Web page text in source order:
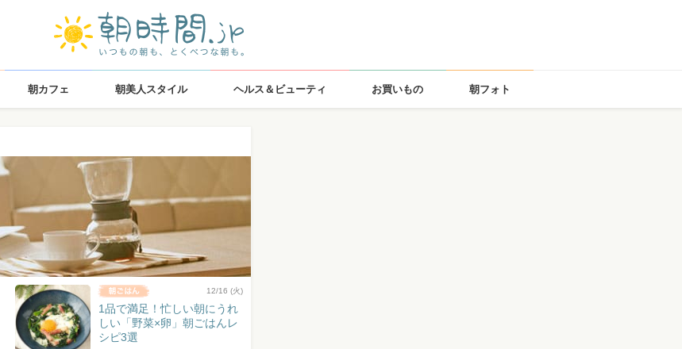
朝カフェ 朝美人スタイル ヘルス＆ビューティ お買いもの 朝フォト
12/16 (火)
1品で満足！忙しい朝にうれ
しい「野菜×卵」朝ごはんレ
シピ3選